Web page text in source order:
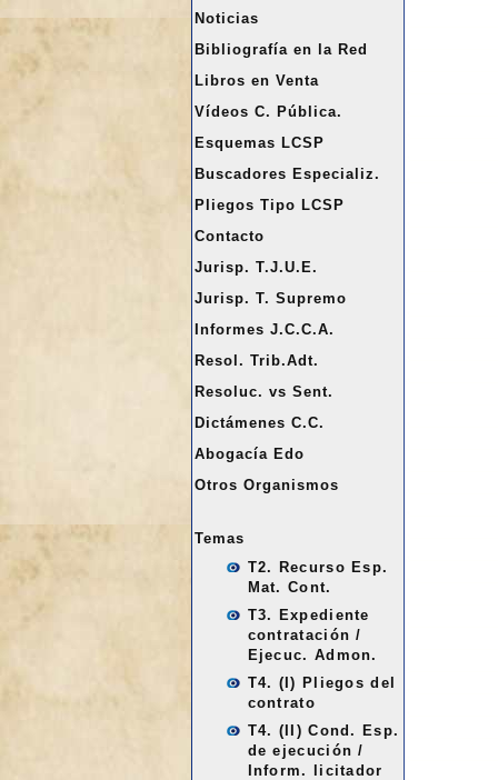
rNoticias
Bibliografía en la Red
Libros en Venta
Vídeos C. Pública.
Esquemas LCSP
Buscadores Especializ.
Pliegos Tipo LCSP
Contacto
Jurisp. T.J.U.E.
Jurisp. T. Supremo
Informes J.C.C.A.
Resol. Trib.Adt.
Resoluc. vs Sent.
Dictámenes C.C.
Abogacía Edo
Otros Organismos
Temas
T2. Recurso Esp.
Mat. Cont.
T3. Expediente
contratación /
Ejecuc. Admon.
T4. (I) Pliegos del
contrato
T4. (II) Cond. Esp.
de ejecución /
Inform. licitador